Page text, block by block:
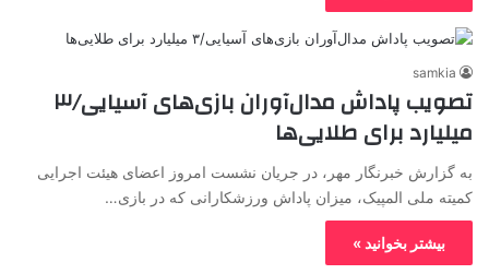
samkia
تصویب پاداش مدال‌آوران بازی‌های آسیایی/۳
میلیارد برای طلایی‌ها
به گزارش خبرنگار مهر، در جریان نشست امروز اعضای هیئت اجرایی
کمیته ملی المپیک، میزان پاداش ورزشکارانی که در بازی…
بیشتر بخوانید »